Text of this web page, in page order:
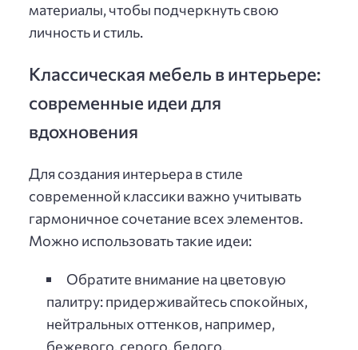
материалы, чтобы подчеркнуть свою
личность и стиль.
Классическая мебель в интерьере:
современные идеи для
вдохновения
Для создания интерьера в стиле
современной классики важно учитывать
гармоничное сочетание всех элементов.
Можно использовать такие идеи:
Обратите внимание на цветовую
палитру: придерживайтесь спокойных,
нейтральных оттенков, например,
бежевого, серого, белого,